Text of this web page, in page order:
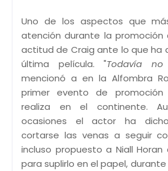
Uno de los aspectos que
atención durante la
actitud de Craig ante lo que ha
última película. "Todavía
mencionó a en la Alfombra
primer evento de
realiza en el continente.
ocasiones el actor ha
cortarse las venas a seguir
incluso propuesto a Niall Horan
para suplirlo en el papel,